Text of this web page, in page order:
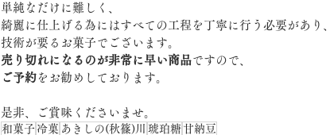
単純なだけに難しく、
綺麗に仕上げる為にはすべての工程を丁寧に行う必要があり、
技術が要るお菓子でございます。
売り切れになるのが非常に早い商品ですので、
ご予約 をお勧めしております。
是非、ご賞味くださいませ。
和菓子 冷菓 あきしの(秋篠)川 琥珀糖 甘納豆